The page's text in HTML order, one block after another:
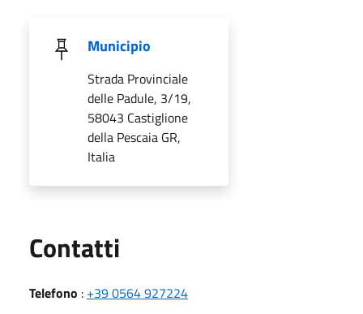
Municipio
Strada Provinciale
delle Padule, 3/19,
58043 Castiglione
della Pescaia GR,
Italia
Contatti
Telefono : +39 0564 927224